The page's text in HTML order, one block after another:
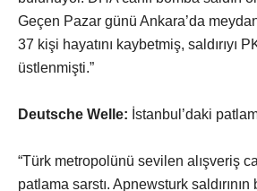
Geçen Pazar günü Ankara’da
37 kişi hayatını kaybetmiş, saldırıyı
üstlenmişti.”
Deutsche Welle: İstanbul’daki
“Türk metropolünü sevilen alışveriş
patlama sarstı. Apnewsturk saldırının